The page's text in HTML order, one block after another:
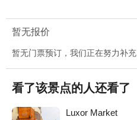
暂无报价
暂无门票预订，我们正在努力补充
看了该景点的人还看了
Luxor Market